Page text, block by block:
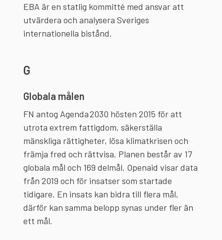
EBA är en statlig kommitté med ansvar att
utvärdera och analysera Sveriges
internationella bistånd.
G
Globala målen
FN antog Agenda 2030 hösten 2015 för att
utrota extrem fattigdom, säkerställa
mänskliga rättigheter, lösa klimatkrisen och
främja fred och rättvisa. Planen består av 17
globala mål och 169 delmål. Openaid visar data
från 2019 och för insatser som startade
tidigare. En insats kan bidra till flera mål,
därför kan samma belopp synas under fler än
ett mål.